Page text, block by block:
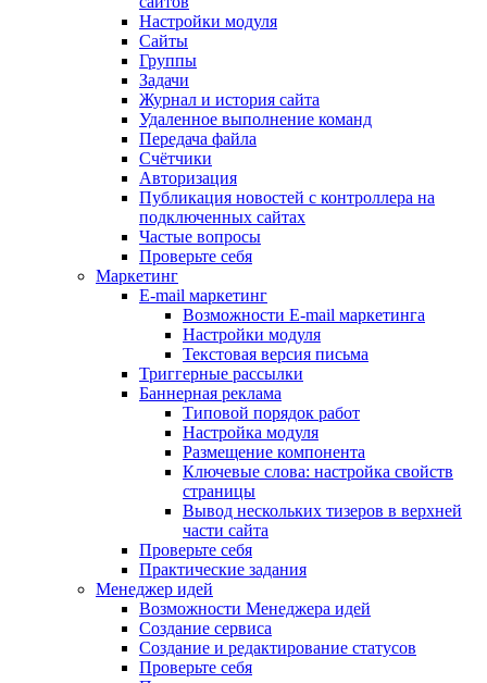
Настройки модуля
Сайты
Группы
Задачи
Журнал и история сайта
Удаленное выполнение команд
Передача файла
Счётчики
Авторизация
Публикация новостей с контроллера на
подключенных сайтах
Частые вопросы
Проверьте себя
Маркетинг
E-mail маркетинг
Возможности E-mail маркетинга
Настройки модуля
Текстовая версия письма
Триггерные рассылки
Баннерная реклама
Типовой порядок работ
Настройка модуля
Размещение компонента
Ключевые слова: настройка свойств
страницы
Вывод нескольких тизеров в верхней
части сайта
Проверьте себя
Практические задания
Менеджер идей
Возможности Менеджера идей
Создание сервиса
Создание и редактирование статусов
Проверьте себя